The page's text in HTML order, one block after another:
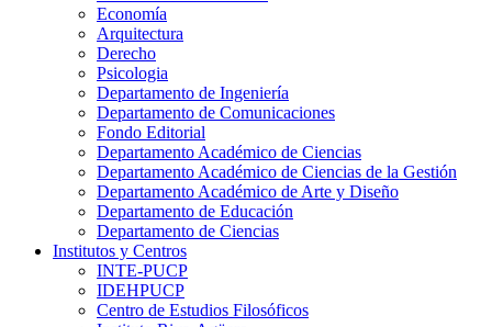
Economía
Arquitectura
Derecho
Psicologia
Departamento de Ingeniería
Departamento de Comunicaciones
Fondo Editorial
Departamento Académico de Ciencias
Departamento Académico de Ciencias de la Gestión
Departamento Académico de Arte y Diseño
Departamento de Educación
Departamento de Ciencias
Institutos y Centros
INTE-PUCP
IDEHPUCP
Centro de Estudios Filosóficos